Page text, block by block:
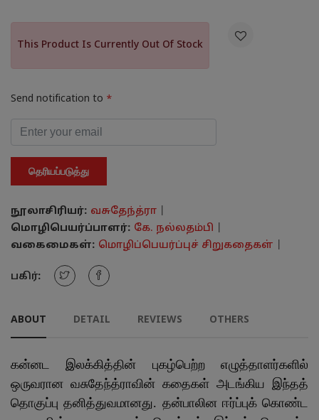
This Product Is Currently Out Of Stock
Send notification to *
தெரியப்படுத்து

நூலாசிரியர்: வசுதேந்த்ரா
மொழிபெயர்ப்பாளர்: கே. நல்லதம்பி
வகைமைகள்: மொழிப்பெயர்ப்புச் சிறுகதைகள்
பகிர்:
ABOUT DETAIL REVIEWS OTHERS
கன்னட இலக்கித்தின் புகழ்பெற்ற எழுத்தாளர்களில்
ஒருவரான வசுதேந்த்ராவின் கதைகள் அடங்கிய இந்தத்
தொகுப்பு தனித்துவமானது. தன்பாலின ஈர்ப்புக் கொண்ட